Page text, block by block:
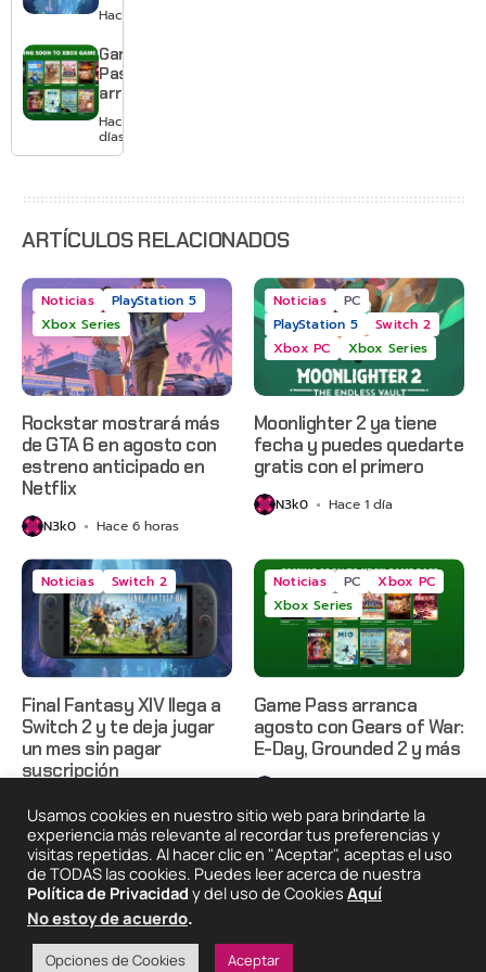
Switch 2 y
te deja
jugar un
mes sin
pagar
suscripción
Hace 2 días
Game
Pass
arranca
agosto
con
Gears of
2 y más
Hace 3
días
ARTÍCULOS RELACIONADOS
Noticias
PlayStation 5
Xbox Series
Rockstar mostrará más
de GTA 6 en agosto con
estreno anticipado en
Netflix
N3k0 Hace 6 horas
Noticias
PC
PlayStation 5
Switch 2
Xbox PC
Xbox Series
Moonlighter 2 ya tiene
fecha y puedes quedarte
gratis con el primero
N3k0 Hace 1 día
Noticias Switch 2
Final Fantasy XIV llega a
Switch 2 y te deja jugar
un mes sin pagar
suscripción
Hace 2 días
Noticias PC
Xbox PC
Xbox Series
Game Pass arranca
agosto con Gears of War:
E-Day, Grounded 2 y más
2025 © Degeneraciónx.com | Anime, Games & Nothing
Else
Quiénes
Somos
Condiciones De
Uso Privacidad
Usamos cookies en nuestro sitio web para brindarte la
experiencia más relevante al recordar tus preferencias y
visitas repetidas. Al hacer clic en "Aceptar", aceptas el uso
de TODAS las cookies. Puedes leer acerca de nuestra
Política de Privacidad y del uso de Cookies Aquí
No estoy de acuerdo.
Opciones de Cookies Aceptar